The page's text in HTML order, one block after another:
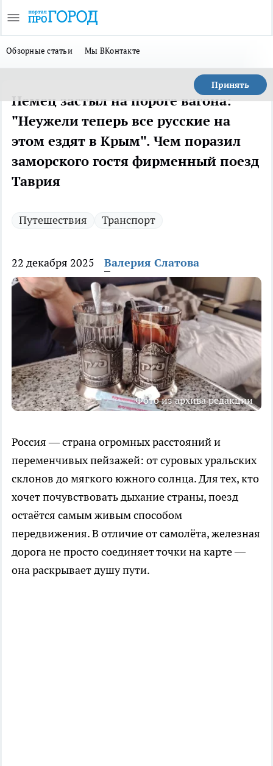
Обзорные статьи Мы ВКонтакте
Принять
Немец застыл на пороге вагона:
"Неужели теперь все русские на
этом ездят в Крым". Чем поразил
заморского гостя фирменный поезд
Таврия
Путешествия Транспорт
22 декабря 2025 Валерия Слатова
Фото из архива редакции
Россия — страна огромных расстояний и
переменчивых пейзажей: от суровых уральских
склонов до мягкого южного солнца. Для тех, кто
хочет почувствовать дыхание страны, поезд
остаётся самым живым способом
передвижения. В отличие от самолёта, железная
дорога не просто соединяет точки на карте —
она раскрывает душу пути.